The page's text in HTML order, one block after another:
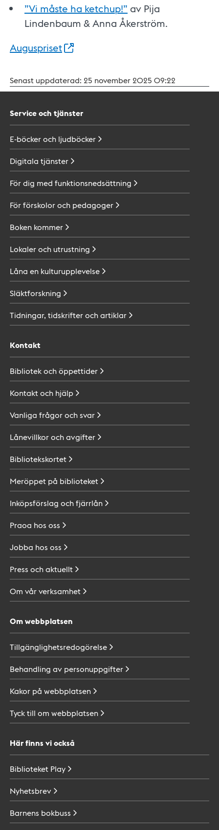
”Vi måste ha ketchup!” av Pija
Lindenbaum & Anna Åkerström.
Auguspriset
Senast uppdaterad: 25 november 2025 09:22
Service och tjänster
E-böcker och ljudböcker
Digitala tjänster
För dig med funktionsnedsättning
För förskolor och pedagoger
Boken kommer
Lokaler och utrustning
Låna en kulturupplevelse
Släktforskning
Tidningar, tidskrifter ochartiklar
Kontakt
Bibliotek ochöppettider
Kontakt och hjälp
Vanliga frågor ochsvar
Lånevillkor ochavgifter
Bibliotekskortet
Meröppet på biblioteket
Inköpsförslag ochfjärrlån
Praoa hos oss
Jobba hos oss
Press ochaktuellt
Om vårverksamhet
Om webbplatsen
Tillgänglighetsredogörelse
Behandling av personuppgifter
Kakor på webbplatsen
Tyck till om webbplatsen
Här finns vi också
Biblioteket Play
Nyhetsbrev
Barnens bokbuss